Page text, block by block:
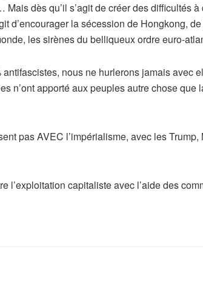
dès qu’il s’agit de créer des difficultés
d’encourager la sécession de Hongkong,
les sirènes du belliqueux ordre euro-
nous ne hurlerons jamais avec
n’ont apporté aux peuples autre chose que
pas AVEC l’impérialisme, avec les
l’exploitation capitaliste avec l’aide des